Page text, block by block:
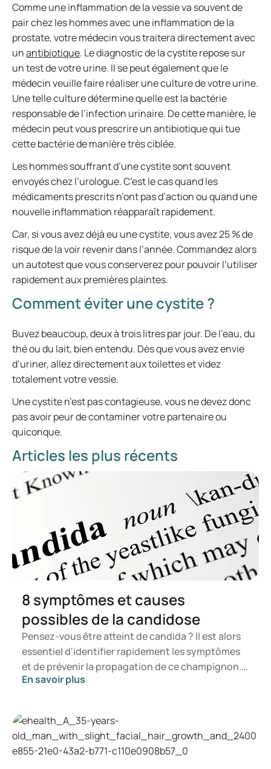
Comme une inflammation de la vessie va souvent de
pair chez les hommes avec une inflammation de la
prostate, votre médecin vous traitera directement avec
unantibiotique. Le diagnostic de la cystite repose sur
un test de votre urine. Il se peut également que le
médecin veuille faire réaliser une culture de votre urine.
Une telle culture détermine quelle est la bactérie
responsable de l’infection urinaire. De cette manière, le
médecin peut vous prescrire un antibiotique qui tue
cette bactérie de manière très ciblée.
Les hommes souffrant d’une cystite sont souvent
envoyés chez l’urologue. C’est le cas quand les
médicaments prescrits n’ont pas d’action ou quand une
nouvelle inflammation réapparaît rapidement.
Car, si vous avez déjà eu une cystite, vous avez 25 % de
risque de la voir revenir dans l’année. Commandez alors
un autotest que vous conserverez pour pouvoir l’utiliser
rapidement aux premières plaintes.
Comment éviter une cystite ?
Buvez beaucoup, deux à trois litres par jour. De l’eau, du
thé ou du lait, bien entendu. Dès que vous avez envie
d’uriner, allez directement aux toilettes et videz
totalement votre vessie.
Une cystite n’est pas contagieuse, vous ne devez donc
pas avoir peur de contaminer votre partenaire ou
quiconque.
Articles les plus récents
8 symptômes et causes
possibles de la candidose
Pensez-vous être atteint de candida ? Il est alors
essentiel d'identifier rapidement les symptômes
et de prévenir la propagation de ce champignon.
Dans cet article, vous apprendrez ce qu'est le
développer. Vous serez ainsi en mesure de
déterminer à quel moment il est opportun de
consulter un professionnel de santé.
En savoir plus